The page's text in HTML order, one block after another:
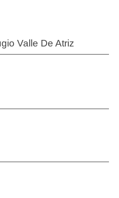
Valle De Atriz